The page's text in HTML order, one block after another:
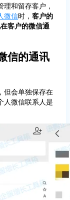
理和留存客户，
微信时， 客户的
客户的微信通
信的通讯
但会单独保存在
人微信联系人是